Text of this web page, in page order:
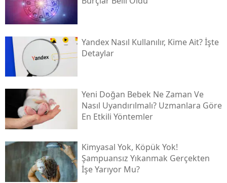
Yandex Nasıl Kullanılır, Kime Ait? İşte
Detaylar
Yeni Doğan Bebek Ne Zaman Ve
Nasıl Uyandırılmalı? Uzmanlara Göre
En Etkili Yöntemler
Kimyasal Yok, Köpük Yok!
Şampuansız Yıkanmak Gerçekten
İşe Yarıyor Mu?